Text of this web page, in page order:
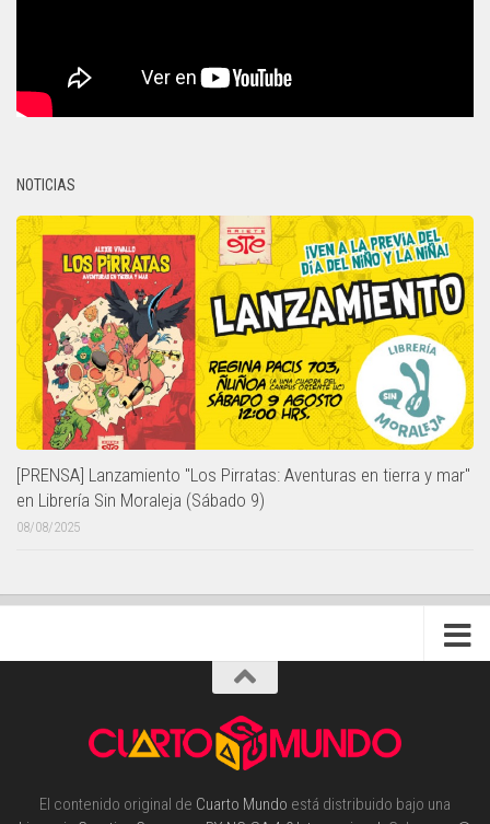
NOTICIAS
[PRENSA] Lanzamiento "Los Pirratas: Aventuras en tierra y mar"
en Librería Sin Moraleja (Sábado 9)
08/08/2025
El contenido original de Cuarto Mundo está distribuido bajo una